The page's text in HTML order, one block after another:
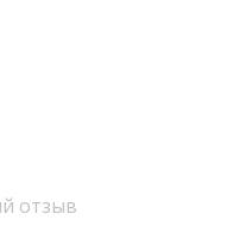
отзыв